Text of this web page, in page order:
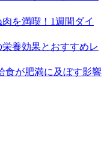
を満喫！1週間ダイ
養効果とおすすめレ
食が肥満に及ぼす影響